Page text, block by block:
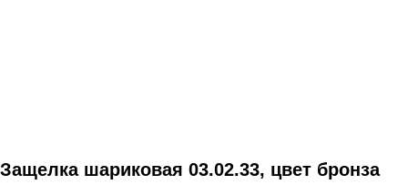
Защелка шариковая 03.02.33, цвет бронза